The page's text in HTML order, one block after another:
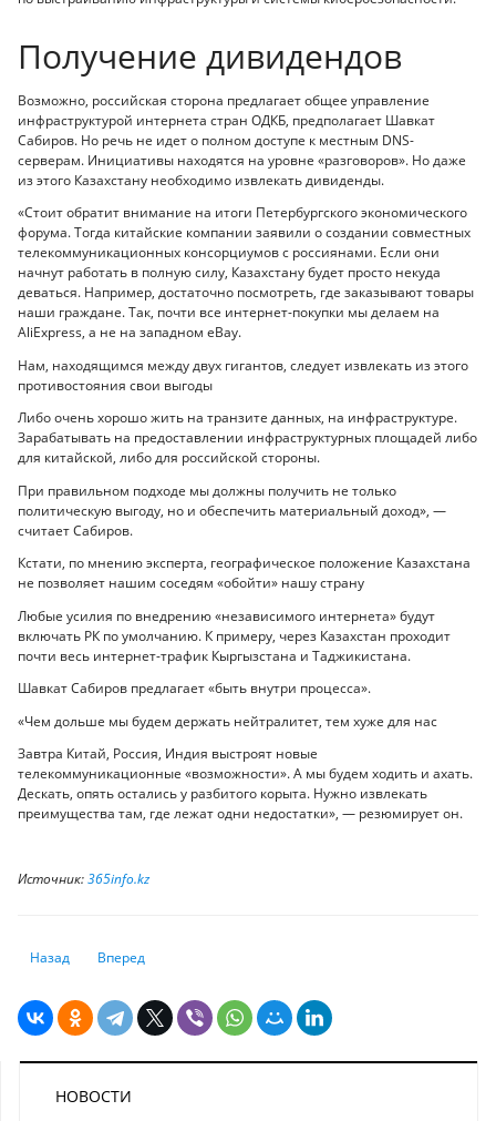
Получение дивидендов
Возможно, российская сторона предлагает общее управление
инфраструктурой интернета стран ОДКБ, предполагает Шавкат
Сабиров. Но речь не идет о полном доступе к местным DNS-
серверам. Инициативы находятся на уровне «разговоров». Но даже
из этого Казахстану необходимо извлекать дивиденды.
«Стоит обратит внимание на итоги Петербургского экономического
форума. Тогда китайские компании заявили о создании совместных
телекоммуникационных консорциумов с россиянами. Если они
начнут работать в полную силу, Казахстану будет просто некуда
деваться. Например, достаточно посмотреть, где заказывают товары
наши граждане. Так, почти все интернет-покупки мы делаем на
AliExpress, а не на западном eBay.
Нам, находящимся между двух гигантов, следует извлекать из этого
противостояния свои выгоды
Либо очень хорошо жить на транзите данных, на инфраструктуре.
Зарабатывать на предоставлении инфраструктурных площадей либо
для китайской, либо для российской стороны.
При правильном подходе мы должны получить не только
политическую выгоду, но и обеспечить материальный доход», —
считает Сабиров.
Кстати, по мнению эксперта, географическое положение Казахстана
не позволяет нашим соседям «обойти» нашу страну
Любые усилия по внедрению «независимого интернета» будут
включать РК по умолчанию. К примеру, через Казахстан проходит
почти весь интернет-трафик Кыргызстана и Таджикистана.
Шавкат Сабиров предлагает «быть внутри процесса».
«Чем дольше мы будем держать нейтралитет, тем хуже для нас
Завтра Китай, Россия, Индия выстроят новые
телекоммуникационные «возможности». А мы будем ходить и ахать.
Дескать, опять остались у разбитого корыта. Нужно извлекать
преимущества там, где лежат одни недостатки», — резюмирует он.
Источник:365info.kz
Предыдущий: Взгляд на будущее бизнеса: пять тенденций
Назад Следующий: Как технологии заменяют людей в банках и
Вперед
НОВОСТИ